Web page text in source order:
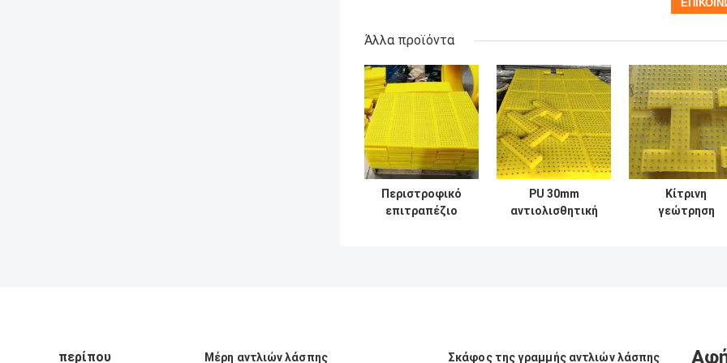
Άλλα προϊόντα
Περιστροφικό
επιτραπέζιο
PU 30mm
αντιολισθητική
Κίτρινη
γεώτρηση
περίπου Μέρη αντλιών λάσπης Σκάφος της γραμμής αντλιών λάσπης